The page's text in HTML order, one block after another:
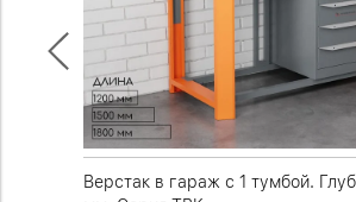
Верстак в гараж с 1 тумбой.